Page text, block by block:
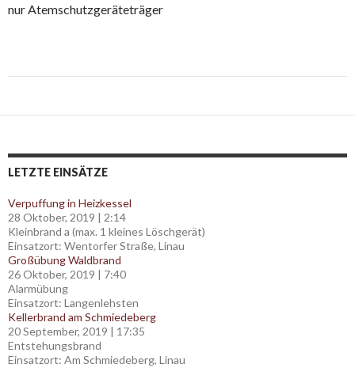
nur Atemschutzgeräteträger
navigation
LETZTE EINSÄTZE
Verpuffung in Heizkessel
28 Oktober, 2019 | 2:14
Kleinbrand a (max. 1 kleines Löschgerät)
Einsatzort: Wentorfer Straße, Linau
Großübung Waldbrand
26 Oktober, 2019 | 7:40
Alarmübung
Einsatzort: Langenlehsten
Kellerbrand am Schmiedeberg
20 September, 2019 | 17:35
Entstehungsbrand
Einsatzort: Am Schmiedeberg, Linau